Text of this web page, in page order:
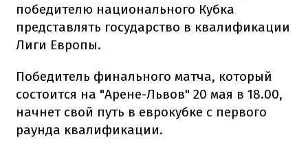
победителю национального Кубка
представлять государство в квалификации
Лиги Европы.
Победитель финального матча, который
состоится на "Арене-Львов" 20 мая в 18.00,
начнет свой путь в еврокубке с первого
раунда квалификации.